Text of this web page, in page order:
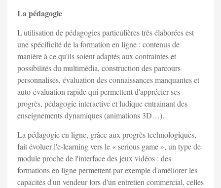
La pédagogie
L'utilisation de pédagogies particulières très élaborées est
une spécificité de la formation en ligne : contenus de
manière à ce qu'ils soient adaptés aux contraintes et
possibilités du multimédia, construction des parcours
personnalisés, évaluation des connaissances manquantes et
auto-évaluation rapide qui permettent d'apprécier ses
progrès, pédagogie interactive et ludique entrainant des
enseignements dynamiques (animations 3D…).
La pédagogie en ligne, grâce aux progrès technologiques,
fait évoluer l'e-learning vers le « serious game », un type de
module proche de l'interface des jeux vidéos : des
formations en ligne permettent par exemple d'améliorer les
capacités d'un vendeur lors d'un entretien commercial, celles